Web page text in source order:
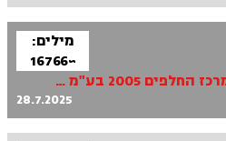
מילים:
~16766
2. פלוני ואח' נ' אוטוצ'יקו מרכז החלפים 2005 בע"מ ואח'
28.7.2025